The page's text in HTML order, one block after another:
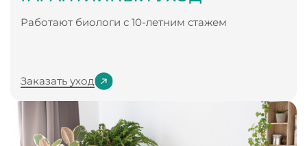
Работают биологи с 10-летним стажем
Заказать уход